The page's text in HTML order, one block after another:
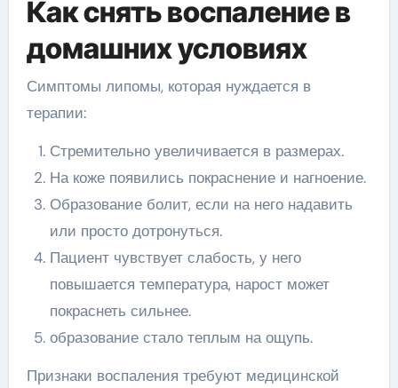
Как снять воспаление в
домашних условиях
Симптомы липомы, которая нуждается в
терапии:
Стремительно увеличивается в размерах.
На коже появились покраснение и нагноение.
Образование болит, если на него надавить
или просто дотронуться.
Пациент чувствует слабость, у него
повышается температура, нарост может
покраснеть сильнее.
образование стало теплым на ощупь.
Признаки воспаления требуют медицинской